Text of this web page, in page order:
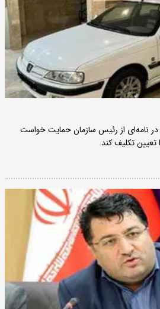
در نامه‌ای از رئیس سازمان حمایت خواست
تکلیف کند.